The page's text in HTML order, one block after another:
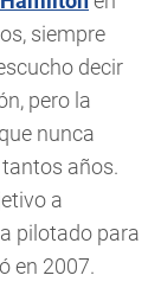
siempre
decir
pero la
nunca
años.
a
pilotado para
en 2007.